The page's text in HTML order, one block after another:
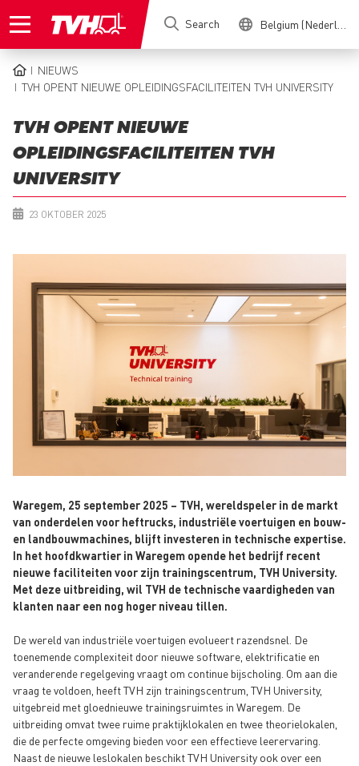
to
Search Belgium (Nederlands)
BREADCRUMB
NIEUWS
TVH OPENT NIEUWE OPLEIDINGSFACILITEITEN TVH UNIVERSITY
TVH OPENT NIEUWE
OPLEIDINGSFACILITEITEN TVH
UNIVERSITY
23 OKTOBER 2025
Waregem, 25 september 2025 – TVH, wereldspeler in de markt
van onderdelen voor heftrucks, industriële voertuigen en bouw-
en landbouwmachines, blijft investeren in technische expertise.
In het hoofdkwartier in Waregem opende het bedrijf recent
nieuwe faciliteiten voor zijn trainingscentrum, TVH University.
Met deze uitbreiding, wil TVH de technische vaardigheden van
klanten naar een nog hoger niveau tillen.
De wereld van industriële voertuigen evolueert razendsnel. De
toenemende complexiteit door nieuwe software, elektrificatie en
veranderende regelgeving vraagt om continue bijscholing. Om aan die
vraag te voldoen, heeft TVH zijn trainingscentrum, TVH University,
uitgebreid met gloednieuwe trainingsruimtes in Waregem. De
uitbreiding omvat twee ruime praktijklokalen en twee theorielokalen,
die de perfecte omgeving bieden voor een effectieve leerervaring.
Naast de nieuwe leslokalen beschikt TVH University ook over een